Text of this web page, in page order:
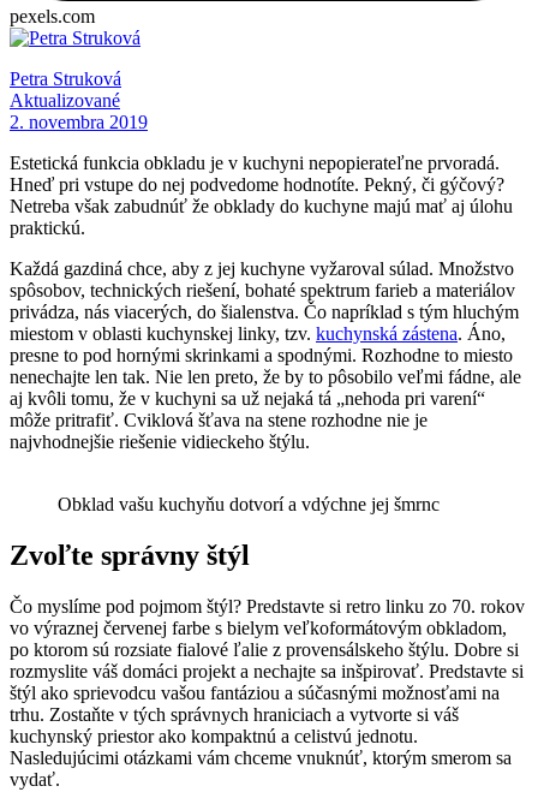
pexels.com
Petra Struková
Aktualizované
2. novembra 2019
Estetická funkcia obkladu je v kuchyni nepopierateľne prvoradá.
Hneď pri vstupe do nej podvedome hodnotíte. Pekný, či gýčový?
Netreba však zabudnúť že obklady do kuchyne majú mať aj úlohu
praktickú.
Každá gazdiná chce, aby z jej kuchyne vyžaroval súlad. Množstvo
spôsobov, technických riešení, bohaté spektrum farieb a materiálov
privádza, nás viacerých, do šialenstva. Čo napríklad s tým hluchým
miestom v oblasti kuchynskej linky, tzv. kuchynská zástena. Áno,
presne to pod hornými skrinkami a spodnými. Rozhodne to miesto
nenechajte len tak. Nie len preto, že by to pôsobilo veľmi fádne, ale
aj kvôli tomu, že v kuchyni sa už nejaká tá „nehoda pri varení“
môže pritrafiť. Cviklová šťava na stene rozhodne nie je
najvhodnejšie riešenie vidieckeho štýlu.
Obklad vašu kuchyňu dotvorí a vdýchne jej šmrnc
Zvoľte správny štýl
Čo myslíme pod pojmom štýl? Predstavte si retro linku zo 70. rokov
vo výraznej červenej farbe s bielym veľkoformátovým obkladom,
po ktorom sú rozsiate fialové ľalie z provensálskeho štýlu. Dobre si
rozmyslite váš domáci projekt a nechajte sa inšpirovať. Predstavte si
štýl ako sprievodcu vašou fantáziou a súčasnými možnosťami na
trhu. Zostaňte v tých správnych hraniciach a vytvorte si váš
kuchynský priestor ako kompaktnú a celistvú jednotu.
Nasledujúcimi otázkami vám chceme vnuknúť, ktorým smerom sa
vydať.